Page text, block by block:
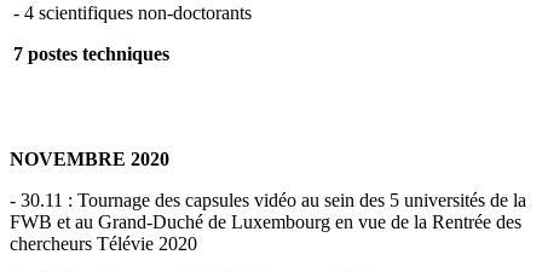
- 4 scientifiques non-doctorants
7 postes techniques
NOVEMBRE 2020
- 30.11 : Tournage des capsules vidéo au sein des 5 universités de la
FWB et au Grand-Duché de Luxembourg en vue de la Rentrée des
chercheurs Télévie 2020